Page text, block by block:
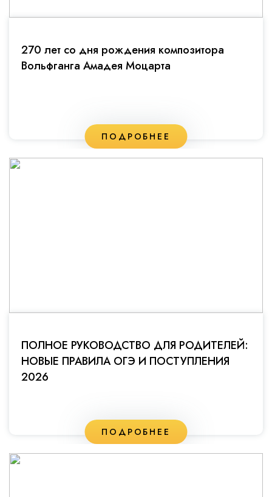
270 лет со дня рождения композитора
Вольфганга Амадея Моцарта
ПОДРОБНЕЕ
ПОЛНОЕ РУКОВОДСТВО ДЛЯ РОДИТЕЛЕЙ:
НОВЫЕ ПРАВИЛА ОГЭ И ПОСТУПЛЕНИЯ
2026
ПОДРОБНЕЕ